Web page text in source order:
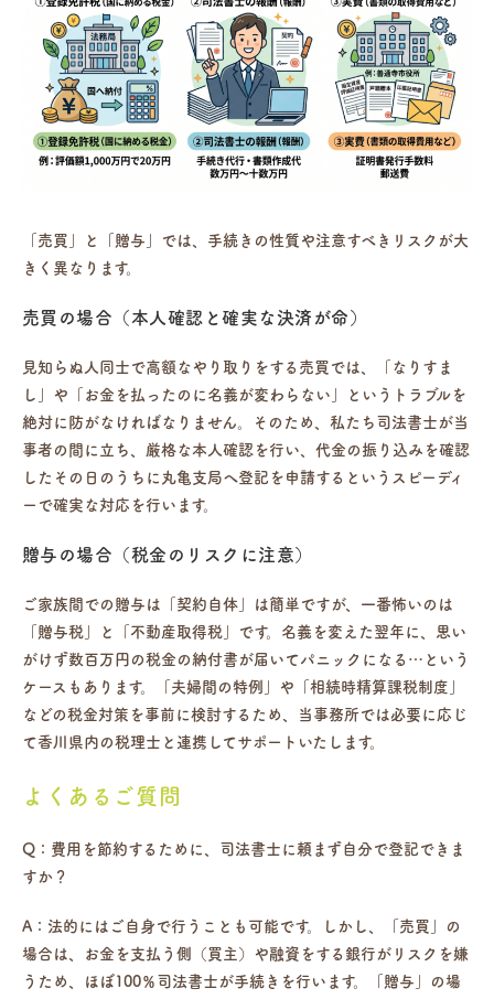
「売買」と「贈与」では、手続きの性質や注意すべきリスクが大
きく異なります。
売買の場合（本人確認と確実な決済が命）
見知らぬ人同士で高額なやり取りをする売買では、「なりすま
し」や「お金を払ったのに名義が変わらない」というトラブルを
絶対に防がなければなりません。そのため、私たち司法書士が当
事者の間に立ち、厳格な本人確認を行い、代金の振り込みを確認
したその日のうちに丸亀支局へ登記を申請するというスピーディ
ーで確実な対応を行います。
贈与の場合（税金のリスクに注意）
ご家族間での贈与は「契約自体」は簡単ですが、一番怖いのは
「贈与税」と「不動産取得税」です。名義を変えた翌年に、思い
がけず数百万円の税金の納付書が届いてパニックになる…という
ケースもあります。「夫婦間の特例」や「相続時精算課税制度」
などの税金対策を事前に検討するため、当事務所では必要に応じ
て香川県内の税理士と連携してサポートいたします。
よくあるご質問
Q：費用を節約するために、司法書士に頼まず自分で登記できま
すか？
A：法的にはご自身で行うことも可能です。しかし、「売買」の
場合は、お金を支払う側（買主）や融資をする銀行がリスクを嫌
うため、ほぼ100％司法書士が手続きを行います。「贈与」の場